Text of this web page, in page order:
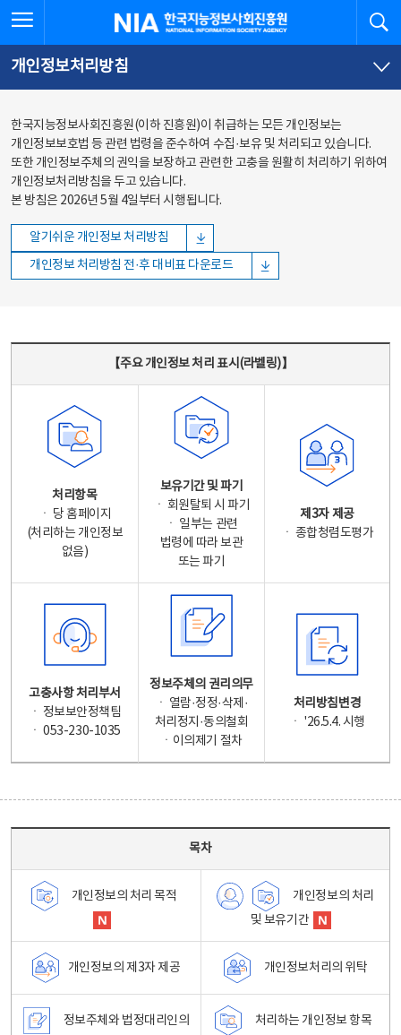
바로가기
바로가기
한국지능정보사회진흥원
개인정보처리방침
한국지능정보사회진흥원(이하 진흥원)이 취급하는 모든 개인정보는
개인정보보호법 등 관련 법령을 준수하여 수집·보유 및 처리되고 있습니다.
또한 개인정보주체의 권익을 보장하고 관련한 고충을 원활히 처리하기 위하여
개인정보처리방침을 두고 있습니다.
본 방침은 2026년 5월 4일부터 시행됩니다.
알기쉬운 개인정보 처리방침
개인정보 처리방침 전·후 대비표 다운로드
【주요 개인정보 처리 표시(라벨링)】
처리항목
ㆍ 당 홈페이지
(처리하는 개인정보
없음)
보유기간 및 파기
ㆍ 회원탈퇴 시 파기
ㆍ 일부는 관련
법령에 따라 보관
또는 파기
제3자 제공
ㆍ 종합청렴도평가
고충사항 처리부서
ㆍ 정보보안정책팀
ㆍ 053-230-1035
정보주체의 권리의무
ㆍ 열람·정정·삭제·
처리정지·동의철회
ㆍ이의제기 절차
처리방침변경
ㆍ '26.5.4. 시행
목차
개인정보의 처리 목적
개인정보의 처리
및 보유기간
개인정보의 제3자 제공 개인정보처리의 위탁
정보주체와 법정대리인의
처리하는 개인정보 항목